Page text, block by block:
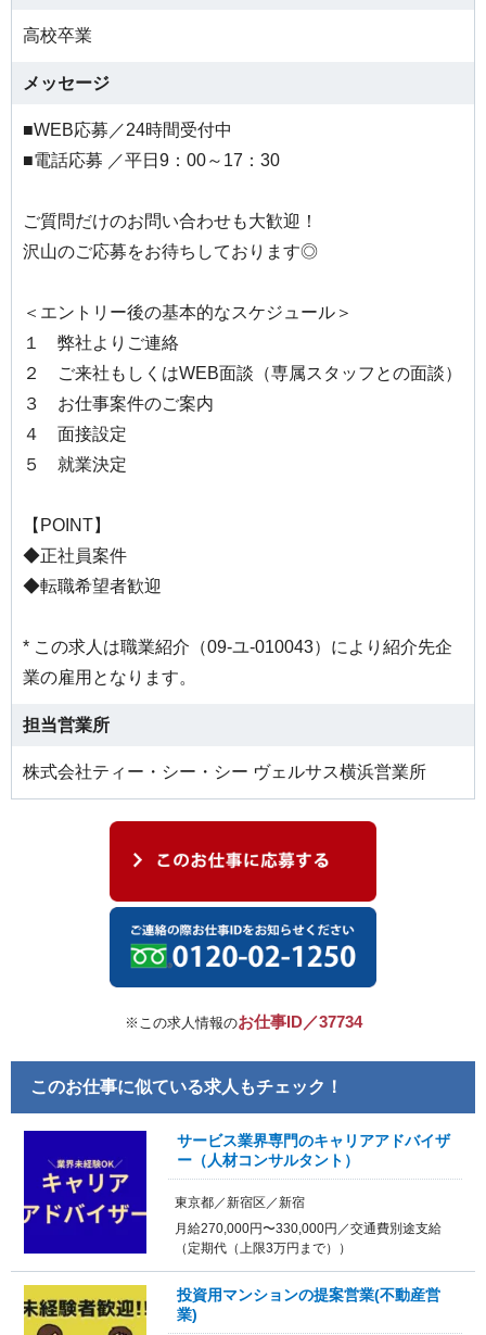
高校卒業
メッセージ
■WEB応募／24時間受付中
■電話応募 ／平日9：00～17：30
ご質問だけのお問い合わせも大歓迎！
沢山のご応募をお待ちしております◎
＜エントリー後の基本的なスケジュール＞
１ 弊社よりご連絡
２ ご来社もしくはWEB面談（専属スタッフとの面談）
３ お仕事案件のご案内
４ 面接設定
５ 就業決定
【POINT】
◆正社員案件
◆転職希望者歓迎
* この求人は職業紹介（09-ユ-010043）により紹介先企
業の雇用となります。
担当営業所
株式会社ティー・シー・シー ヴェルサス横浜営業所
※この求人情報のお仕事ID／37734
このお仕事に似ている求人もチェック！
サービス業界専門のキャリアアドバイザ
ー（人材コンサルタント）
東京都／新宿区／新宿
月給270,000円〜330,000円／交通費別途支給
（定期代（上限3万円まで））
投資用マンションの提案営業(不動産営
業)